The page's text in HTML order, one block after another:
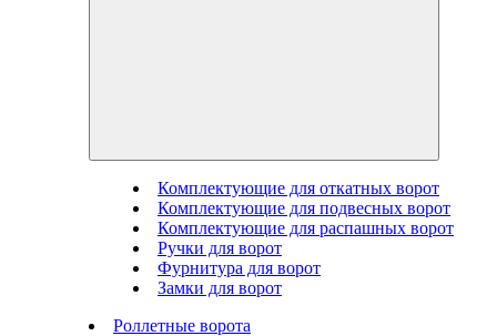
Комплектующие для откатных ворот
Комплектующие для подвесных ворот
Комплектующие для распашных ворот
Ручки для ворот
Фурнитура для ворот
Замки для ворот
Роллетные ворота